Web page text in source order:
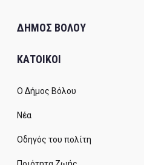
ΔΗΜΟΣ ΒΟΛΟΥ
ΚΑΤΟΙΚΟΙ
Ο Δήμος Βόλου
Νέα
Οδηγός του πολίτη